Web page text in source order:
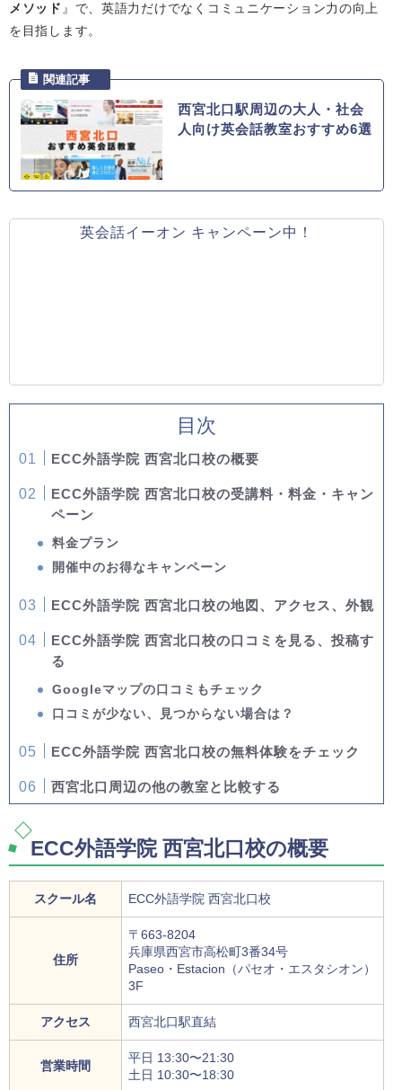
メソッド 』で、英語力だけでなくコミュニケーション力の向上
を目指します。
西宮北口駅周辺の大人・社会
人向け英会話教室おすすめ6選
英会話イーオン キャンペーン中！
目次
ECC外語学院 西宮北口校の概要
ECC外語学院 西宮北口校の受講料・料金・キャン
ペーン
料金プラン
開催中のお得なキャンペーン
ECC外語学院 西宮北口校の地図、アクセス、外観
ECC外語学院 西宮北口校の口コミを見る、投稿す
る
Googleマップの口コミもチェック
口コミが少ない、見つからない場合は？
ECC外語学院 西宮北口校の無料体験をチェック
西宮北口周辺の他の教室と比較する
ECC外語学院 西宮北口校の概要
スクール名 ECC外語学院 西宮北口校
住所
〒663-8204
兵庫県西宮市高松町3番34号
Paseo・Estacion（パセオ・エスタシオン）
3F
アクセス 西宮北口駅直結
営業時間
平日 13:30〜21:30
土日 10:30〜18:30